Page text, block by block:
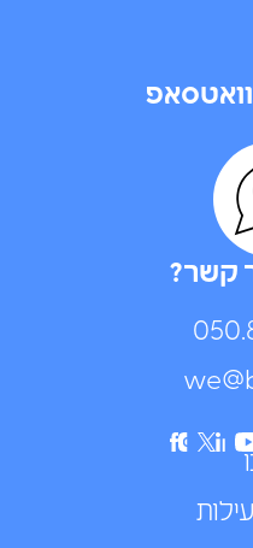
קשר?